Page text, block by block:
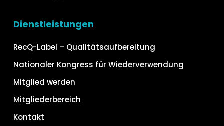
Dienstleistungen
RecQ-Label – Qualitätsaufbereitung
Nationaler Kongress für Wiederverwendung
Mitglied werden
Mitgliederbereich
Kontakt